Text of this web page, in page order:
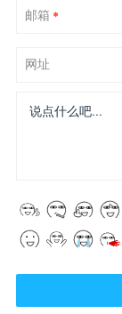
邮箱 *
网址